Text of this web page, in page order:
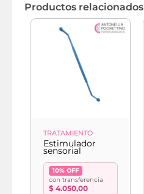
Productos relacionados
TRATAMIENTO
Estimulador
sensorial
10% OFF
con transferencia
$ 4.050,00